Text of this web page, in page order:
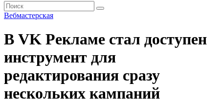
Вебмастерская
В VK Рекламе стал доступен
инструмент для
редактирования сразу
нескольких кампаний